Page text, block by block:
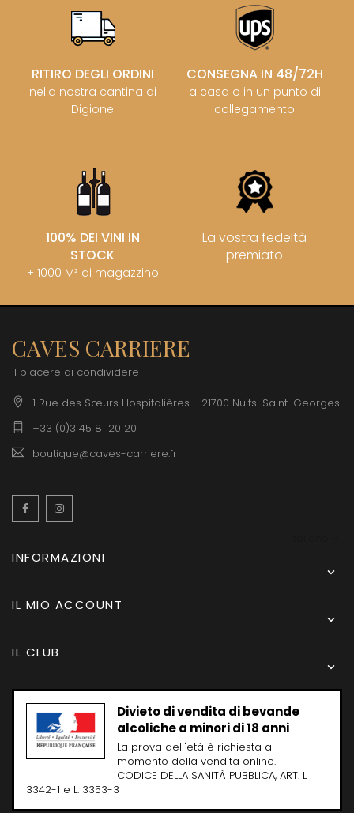
RITIRO DEGLI ORDINI
nella nostra cantina di
Digione
CONSEGNA IN 48/72H
a casa o in un punto di
collegamento
100% DEI VINI IN
STOCK
+ 1000 M² di magazzino
La vostra fedeltà
premiato
CAVES CARRIERE
Il piacere di condividere
1 Rue des Sœurs Hospitalières - 21700 Nuits-Saint-Georges
+33 (0)3 45 81 20 20
boutique@caves-carriere.fr
Facebook
INFORMAZIONI

IL MIO ACCOUNT

IL CLUB

Divieto di vendita di bevande
alcoliche a minori di 18 anni
La prova dell'età è richiesta al
momento della vendita online.
CODICE DELLA SANITÀ PUBBLICA, ART. L
3342-1 e L. 3353-3